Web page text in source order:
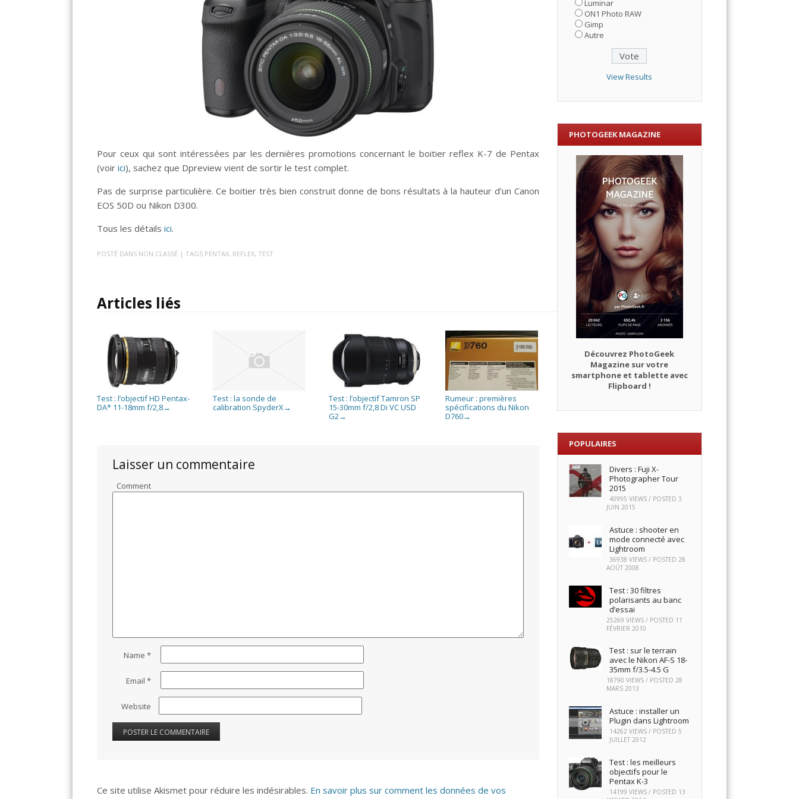
Pour ceux qui sont intéressées par les dernières promotions concernant le boitier reflex K-7 de Pentax
(voirici), sachez que Dpreview vient de sortir le test complet.
Pas de surprise particulière. Ce boitier très bien construit donne de bons résultats à la hauteur d’un Canon
EOS 50D ou Nikon D300.
Tous les détailsici.
POSTÉ DANS NON CLASSÉ | TAGS PENTAX, REFLEX, TEST
Articles liés
Test : l’objectif HD Pentax-
DA* 11-18mm f/2,8→
Test : la sonde de
calibration SpyderX→
Test : l’objectif Tamron SP
15-30mm f/2,8 Di VC USD
G2→
Rumeur : premières
spécifications du Nikon
D760→
Laisser un commentaire
Comment
Name*
Email*
Website
Ce site utilise Akismet pour réduire les indésirables. En savoir plus sur comment les données de vos
Luminar
ON1 Photo RAW
Gimp
Autre
View Results
PHOTOGEEK MAGAZINE
Découvrez PhotoGeek
Magazine sur votre
smartphone et tablette avec
Flipboard !
POPULAIRES
Divers : Fuji X-
Photographer Tour
2015
40995 VIEWS / POSTED3
JUIN 2015
Astuce : shooter en
mode connecté avec
Lightroom
36938 VIEWS / POSTED28
AOÛT 2008
Test : 30 filtres
polarisants au banc
d’essai
25269 VIEWS / POSTED 11
FÉVRIER 2010
Test : sur le terrain
avec le Nikon AF-S 18-
35mm f/3.5-4.5 G
18790 VIEWS / POSTED28
MARS 2013
Astuce : installer un
Plugin dans Lightroom
14262 VIEWS / POSTED5
JUILLET 2012
Test : les meilleurs
objectifs pour le
Pentax K-3
14199 VIEWS / POSTED 13